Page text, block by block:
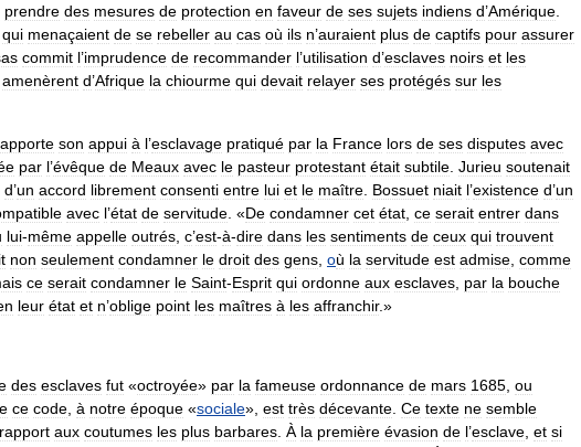
prendre des mesures de protection en faveur de ses sujets indiens d’Amérique
qui menaçaient de se rebeller au cas où ils n’auraient plus de captifs pour assurer
commit l’imprudence de recommander l’utilisation d’esclaves noirs et les
amenèrent d’Afrique la chiourme qui devait relayer ses protégés sur les
apporte son appui à l’esclavage pratiqué par la France lors de ses disputes avec
par l’évêque de Meaux avec le pasteur protestant était subtile Jurieu soutenait
d’un accord librement consenti entre lui et le maître Bossuet niait l’existence d’un
avec l’état de servitude . «De condamner cet état ce serait entrer dans
lui-même appelle outrés c’est-à-dire dans les sentiments de ceux qui trouvent
non seulement condamner le droit des gens où la servitude est admise comme
ce serait condamner le Saint-Esprit qui ordonne aux esclaves par la bouche
leur état et n’oblige point les maîtres à les affranchir.»
des esclaves fut «octroyée» par la fameuse ordonnance de mars 1685 ou
ce code à notre époque «sociale», est très décevante Ce texte ne semble
rapport aux coutumes les plus barbares À la première évasion de l’esclave et si